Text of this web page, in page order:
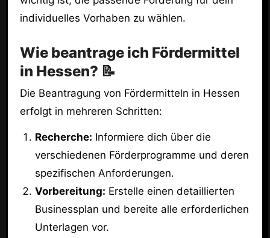
individuelles Vorhaben zu wählen.
Wie beantrage ich Fördermittel
in Hessen? 📝
Die Beantragung von Fördermitteln in Hessen
erfolgt in mehreren Schritten:
Recherche: Informiere dich über die
verschiedenen Förderprogramme und deren
spezifischen Anforderungen.
Vorbereitung: Erstelle einen detaillierten
Businessplan und bereite alle erforderlichen
Unterlagen vor.